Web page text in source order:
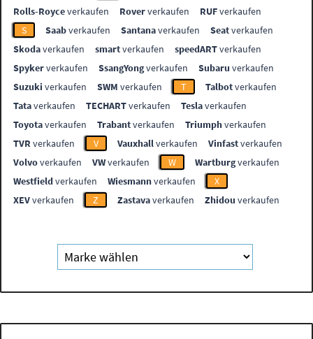
Rolls-Royceverkaufen Roververkaufen RUFverkaufen
S
Saabverkaufen Santanaverkaufen Seatverkaufen
Skodaverkaufen smartverkaufen speedARTverkaufen
Spykerverkaufen SsangYongverkaufen Subaru verkaufen
Suzuki verkaufen SWM verkaufen T Talbotverkaufen
Tataverkaufen TECHARTverkaufen Teslaverkaufen
Toyotaverkaufen Trabantverkaufen Triumphverkaufen
TVR verkaufen V Vauxhallverkaufen Vinfastverkaufen
Volvoverkaufen VWverkaufen W Wartburgverkaufen
Westfieldverkaufen Wiesmannverkaufen
X
XEVverkaufen Z Zastavaverkaufen Zhidou verkaufen